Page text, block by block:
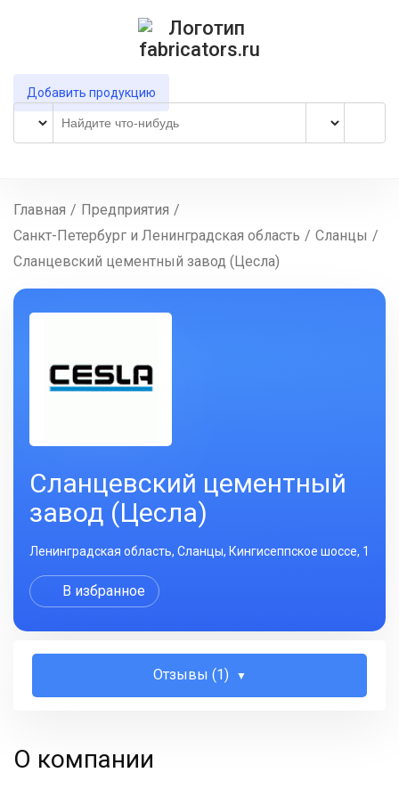
Добавить продукцию
Главная / Предприятия /
Санкт-Петербург и Ленинградская область / Сланцы /
Сланцевский цементный завод (Цесла)
Сланцевский цементный
завод (Цесла)
Ленинградская область, Сланцы, Кингисеппское шоссе, 1
В избранное
Отзывы (1)
О компании